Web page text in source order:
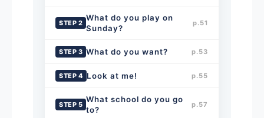
STEP 2
What do you play on
Sunday?
p.51
STEP 3 What do you want? p.53
STEP 4 Look at me! p.55
STEP 5
What school do you go
to?
p.57